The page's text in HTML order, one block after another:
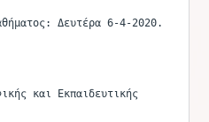
Δευτέρα 6-4-2020.
και Εκπαιδευτικής